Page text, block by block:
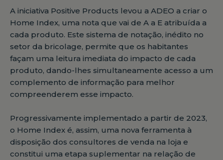
A iniciativa Positive Products levou a ADEO a criar o
Home Index, uma nota que vai de A a E atribuída a
cada produto. Este sistema de notação, inédito no
setor da bricolage, permite que os habitantes
façam uma leitura imediata do impacto de cada
produto, dando-lhes simultaneamente acesso a um
complemento de informação para melhor
compreenderem esse impacto.
Progressivamente implementado a partir de 2023,
o Home Index é, assim, uma nova ferramenta à
disposição dos consultores de venda na loja e
constitui uma etapa suplementar na relação de